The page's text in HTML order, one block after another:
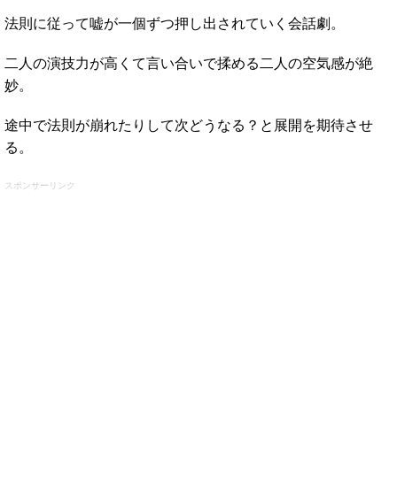
法則に従って嘘が一個ずつ押し出されていく会話劇。
二人の演技力が高くて言い合いで揉める二人の空気感が絶
妙。
途中で法則が崩れたりして次どうなる？と展開を期待させ
る。
スポンサーリンク